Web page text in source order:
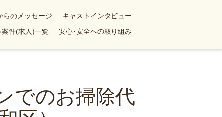
らのメッセージ
キャストインタビュー
案件(求人)一覧 安心･安全への取り組み
でのお掃除代